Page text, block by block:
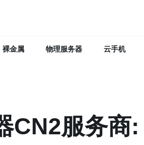
裸金属 物理服务器 云手机
CN2服务商